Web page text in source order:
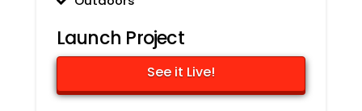
Launch Project
See it Live!